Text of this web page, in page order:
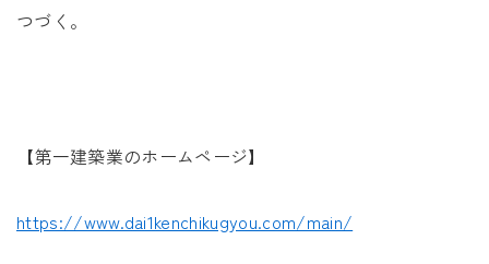
つづく。
【第一建築業のホームページ】
https://www.dai1kenchikugyou.com/main/